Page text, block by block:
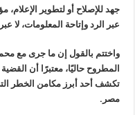
جهد للإصلاح أو لتطوير
عبر الرد وإتاحة المعلومات، لا
واختتم بالقول إن ما جرى مع
المطروح حاليًا، معتبرًا أن
تكشف أحد أبرز مكامن الخطر
مصر.